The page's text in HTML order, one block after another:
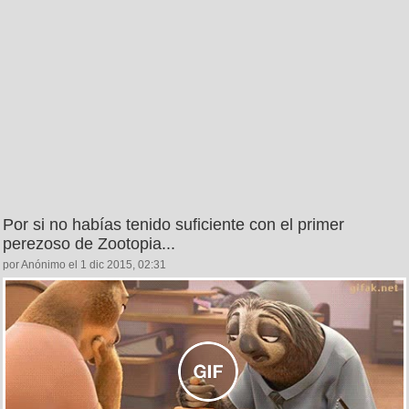
Por si no habías tenido suficiente con el primer
perezoso de Zootopia...
por Anónimo el 1 dic 2015, 02:31